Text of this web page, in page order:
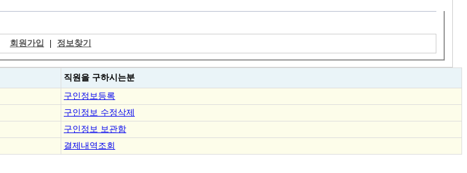
회원가입 | 정보찾기
직원을 구하시는분
구인정보등록
구인정보 수정삭제
구인정보 보관함
결제내역조회